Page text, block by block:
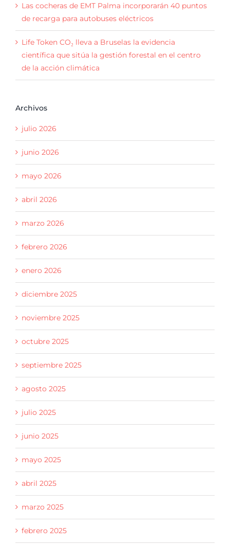
Las cocheras de EMT Palma incorporarán 40 puntos
de recarga para autobuses eléctricos
Life Token CO₂ lleva a Bruselas la evidencia
científica que sitúa la gestión forestal en el centro
de la acción climática
Archivos
julio 2026
junio 2026
mayo 2026
abril 2026
marzo 2026
febrero 2026
enero 2026
diciembre 2025
noviembre 2025
octubre 2025
septiembre 2025
agosto 2025
julio 2025
junio 2025
mayo 2025
abril 2025
marzo 2025
febrero 2025